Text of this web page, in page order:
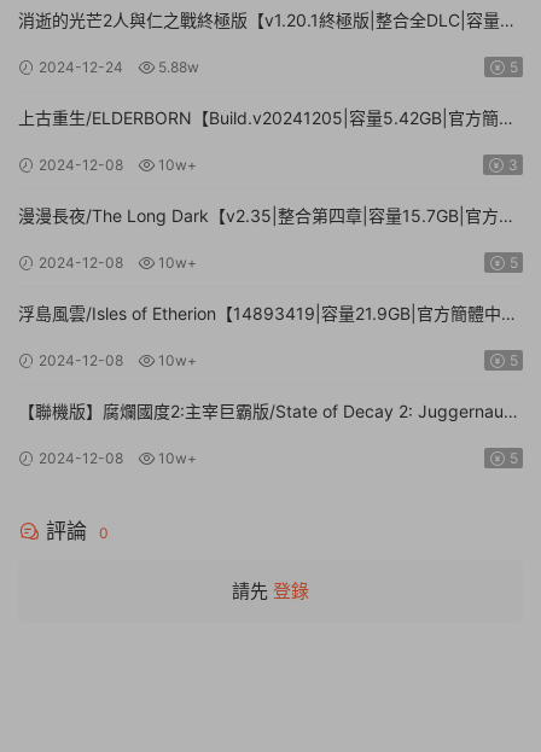
消逝的光芒2人與仁之戰終極版【v1.20.1終極版|整合全DLC|容量
2024-12-24 5.88w 5
上古重生/ELDERBORN【Build.v20241205|容量5.42GB|官方簡體
2024-12-08 10w+ 3
漫漫長夜/The Long Dark【v2.35|整合第四章|容量15.7GB|官方簡
2024-12-08 10w+ 5
浮島風雲/Isles of Etherion【14893419|容量21.9GB|官方簡體中
2024-12-08 10w+ 5
【聯機版】腐爛國度2:主宰巨霸版/State of Decay 2: Juggernaut
2024-12-08 10w+ 5
評論 0
請先 登錄